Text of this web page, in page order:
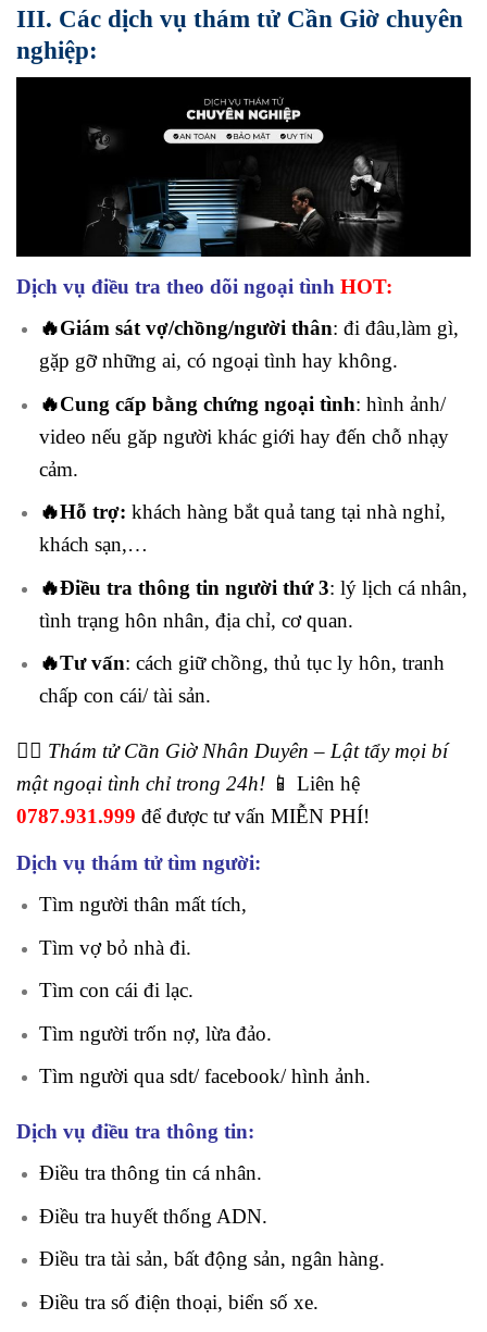
III. Các dịch vụ thám tử Cần Giờ chuyên
nghiệp:
Dịch vụ điều tra theo dõi ngoại tình HOT:
🔥Giám sát vợ/chồng/người thân: đi đâu,làm gì,
gặp gỡ những ai, có ngoại tình hay không.
🔥Cung cấp bằng chứng ngoại tình: hình ảnh/
video nếu găp người khác giới hay đến chỗ nhạy
cảm.
🔥Hỗ trợ: khách hàng bắt quả tang tại nhà nghỉ,
khách sạn,…
🔥Điều tra thông tin người thứ 3: lý lịch cá nhân,
tình trạng hôn nhân, địa chỉ, cơ quan.
🔥Tư vấn: cách giữ chồng, thủ tục ly hôn, tranh
chấp con cái/ tài sản.
🕵️‍♂️ Thám tử Cần Giờ Nhân Duyên – Lật tẩy mọi bí
mật ngoại tình chỉ trong 24h! 📱 Liên hệ
0787.931.999 để được tư vấn MIỄN PHÍ!
Dịch vụ thám tử tìm người:
Tìm người thân mất tích,
Tìm vợ bỏ nhà đi.
Tìm con cái đi lạc.
Tìm người trốn nợ, lừa đảo.
Tìm người qua sdt/ facebook/ hình ảnh.
Dịch vụ điều tra thông tin:
Điều tra thông tin cá nhân.
Điều tra huyết thống ADN.
Điều tra tài sản, bất động sản, ngân hàng.
Điều tra số điện thoại, biển số xe.